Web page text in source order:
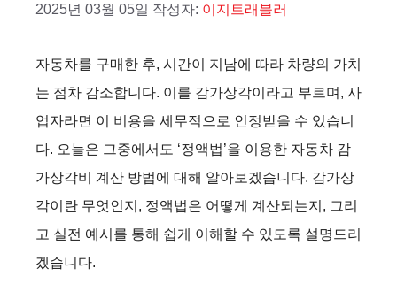
2025년 03월 05일 작성자: 이지트래블러
자동차를 구매한 후, 시간이 지남에 따라 차량의 가치
는 점차 감소합니다. 이를 감가상각이라고 부르며, 사
업자라면 이 비용을 세무적으로 인정받을 수 있습니
다. 오늘은 그중에서도 ‘정액법’을 이용한 자동차 감
가상각비 계산 방법에 대해 알아보겠습니다. 감가상
각이란 무엇인지, 정액법은 어떻게 계산되는지, 그리
고 실전 예시를 통해 쉽게 이해할 수 있도록 설명드리
겠습니다.